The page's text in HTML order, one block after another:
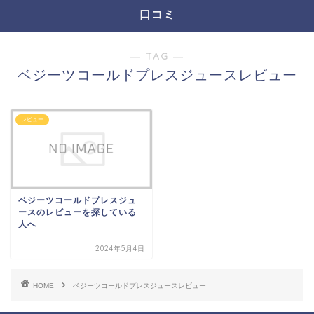
口コミ
― TAG ―
ベジーツコールドプレスジュースレビュー
レビュー
ベジーツコールドプレスジュ
ースのレビューを探している
人へ
2024年5月4日
HOME ベジーツコールドプレスジュースレビュー